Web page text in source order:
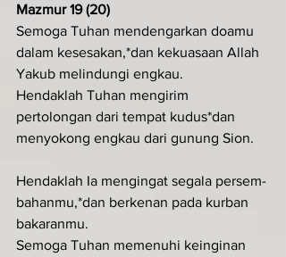
Mazmur 19 (20)
Semoga Tuhan mendengarkan doamu
dalam kesesakan,*dan kekuasaan Allah
Yakub melindungi engkau.
Hendaklah Tuhan mengirim
pertolongan dari tempat kudus*dan
menyokong engkau dari gunung Sion.
Hendaklah Ia mengingat segala persem-
bahanmu,*dan berkenan pada kurban
bakaranmu.
Semoga Tuhan memenuhi keinginan